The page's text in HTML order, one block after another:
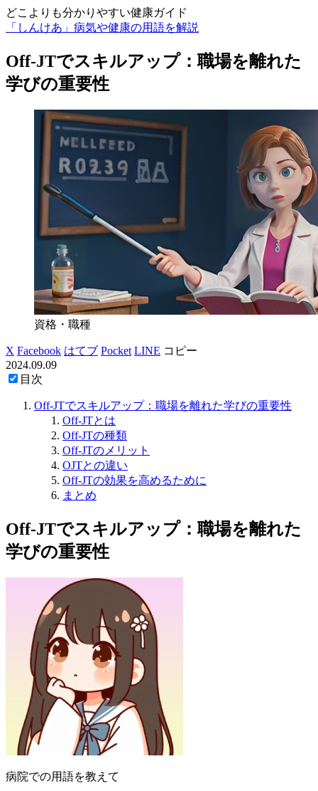
どこよりも分かりやすい健康ガイド
「しんけあ」病気や健康の用語を解説
Off-JTでスキルアップ：職場を離れた
学びの重要性
資格・職種
X Facebook はてブ Pocket LINE コピー
2024.09.09
目次
Off-JTでスキルアップ：職場を離れた学びの重要性
Off-JTとは
Off-JTの種類
Off-JTのメリット
OJTとの違い
Off-JTの効果を高めるために
まとめ
Off-JTでスキルアップ：職場を離れた
学びの重要性
病院での用語を教えて